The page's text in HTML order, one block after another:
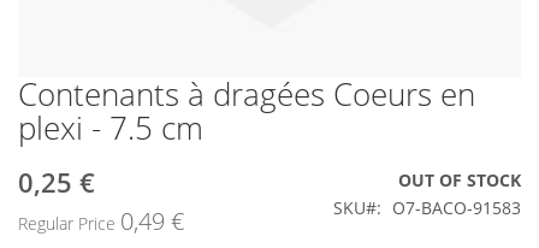
Skip
to
the
of
images
Contenants à dragées Coeurs en
plexi - 7.5 cm
Special
Price
0,25 €
Regular Price 0,49 €
OUT OF STOCK
SKU
O7-BACO-91583